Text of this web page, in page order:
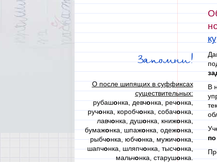
Запомни!
О после шипящих в суффиксах
существительных:
рубашонка, девчонка, речонка,
ручонка, коробчонка, собачонка,
лавчонка, душонка, книжонка,
бумажонка, шпажонка, одежонка,
рыбчонка, юбчонка, мужичонка,
шапчонка, шляпчонка, тысчонка,
мальчонка, старушонка.
з
В
по